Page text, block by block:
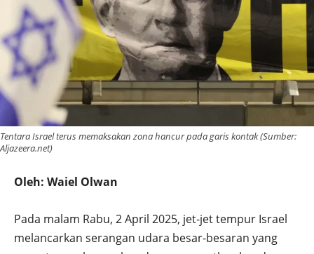
Tentara Israel terus memaksakan zona hancur pada garis kontak (Sumber:
Aljazeera.net)
Oleh: Waiel Olwan
Pada malam Rabu, 2 April 2025, jet-jet tempur Israel
melancarkan serangan udara besar-besaran yang